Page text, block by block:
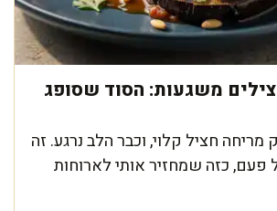
משגעות: הסוד שסופג
מריחה חציל קלוי, וכבר הלב נרגע. זה
כזה שמחזיר אותי לארוחות